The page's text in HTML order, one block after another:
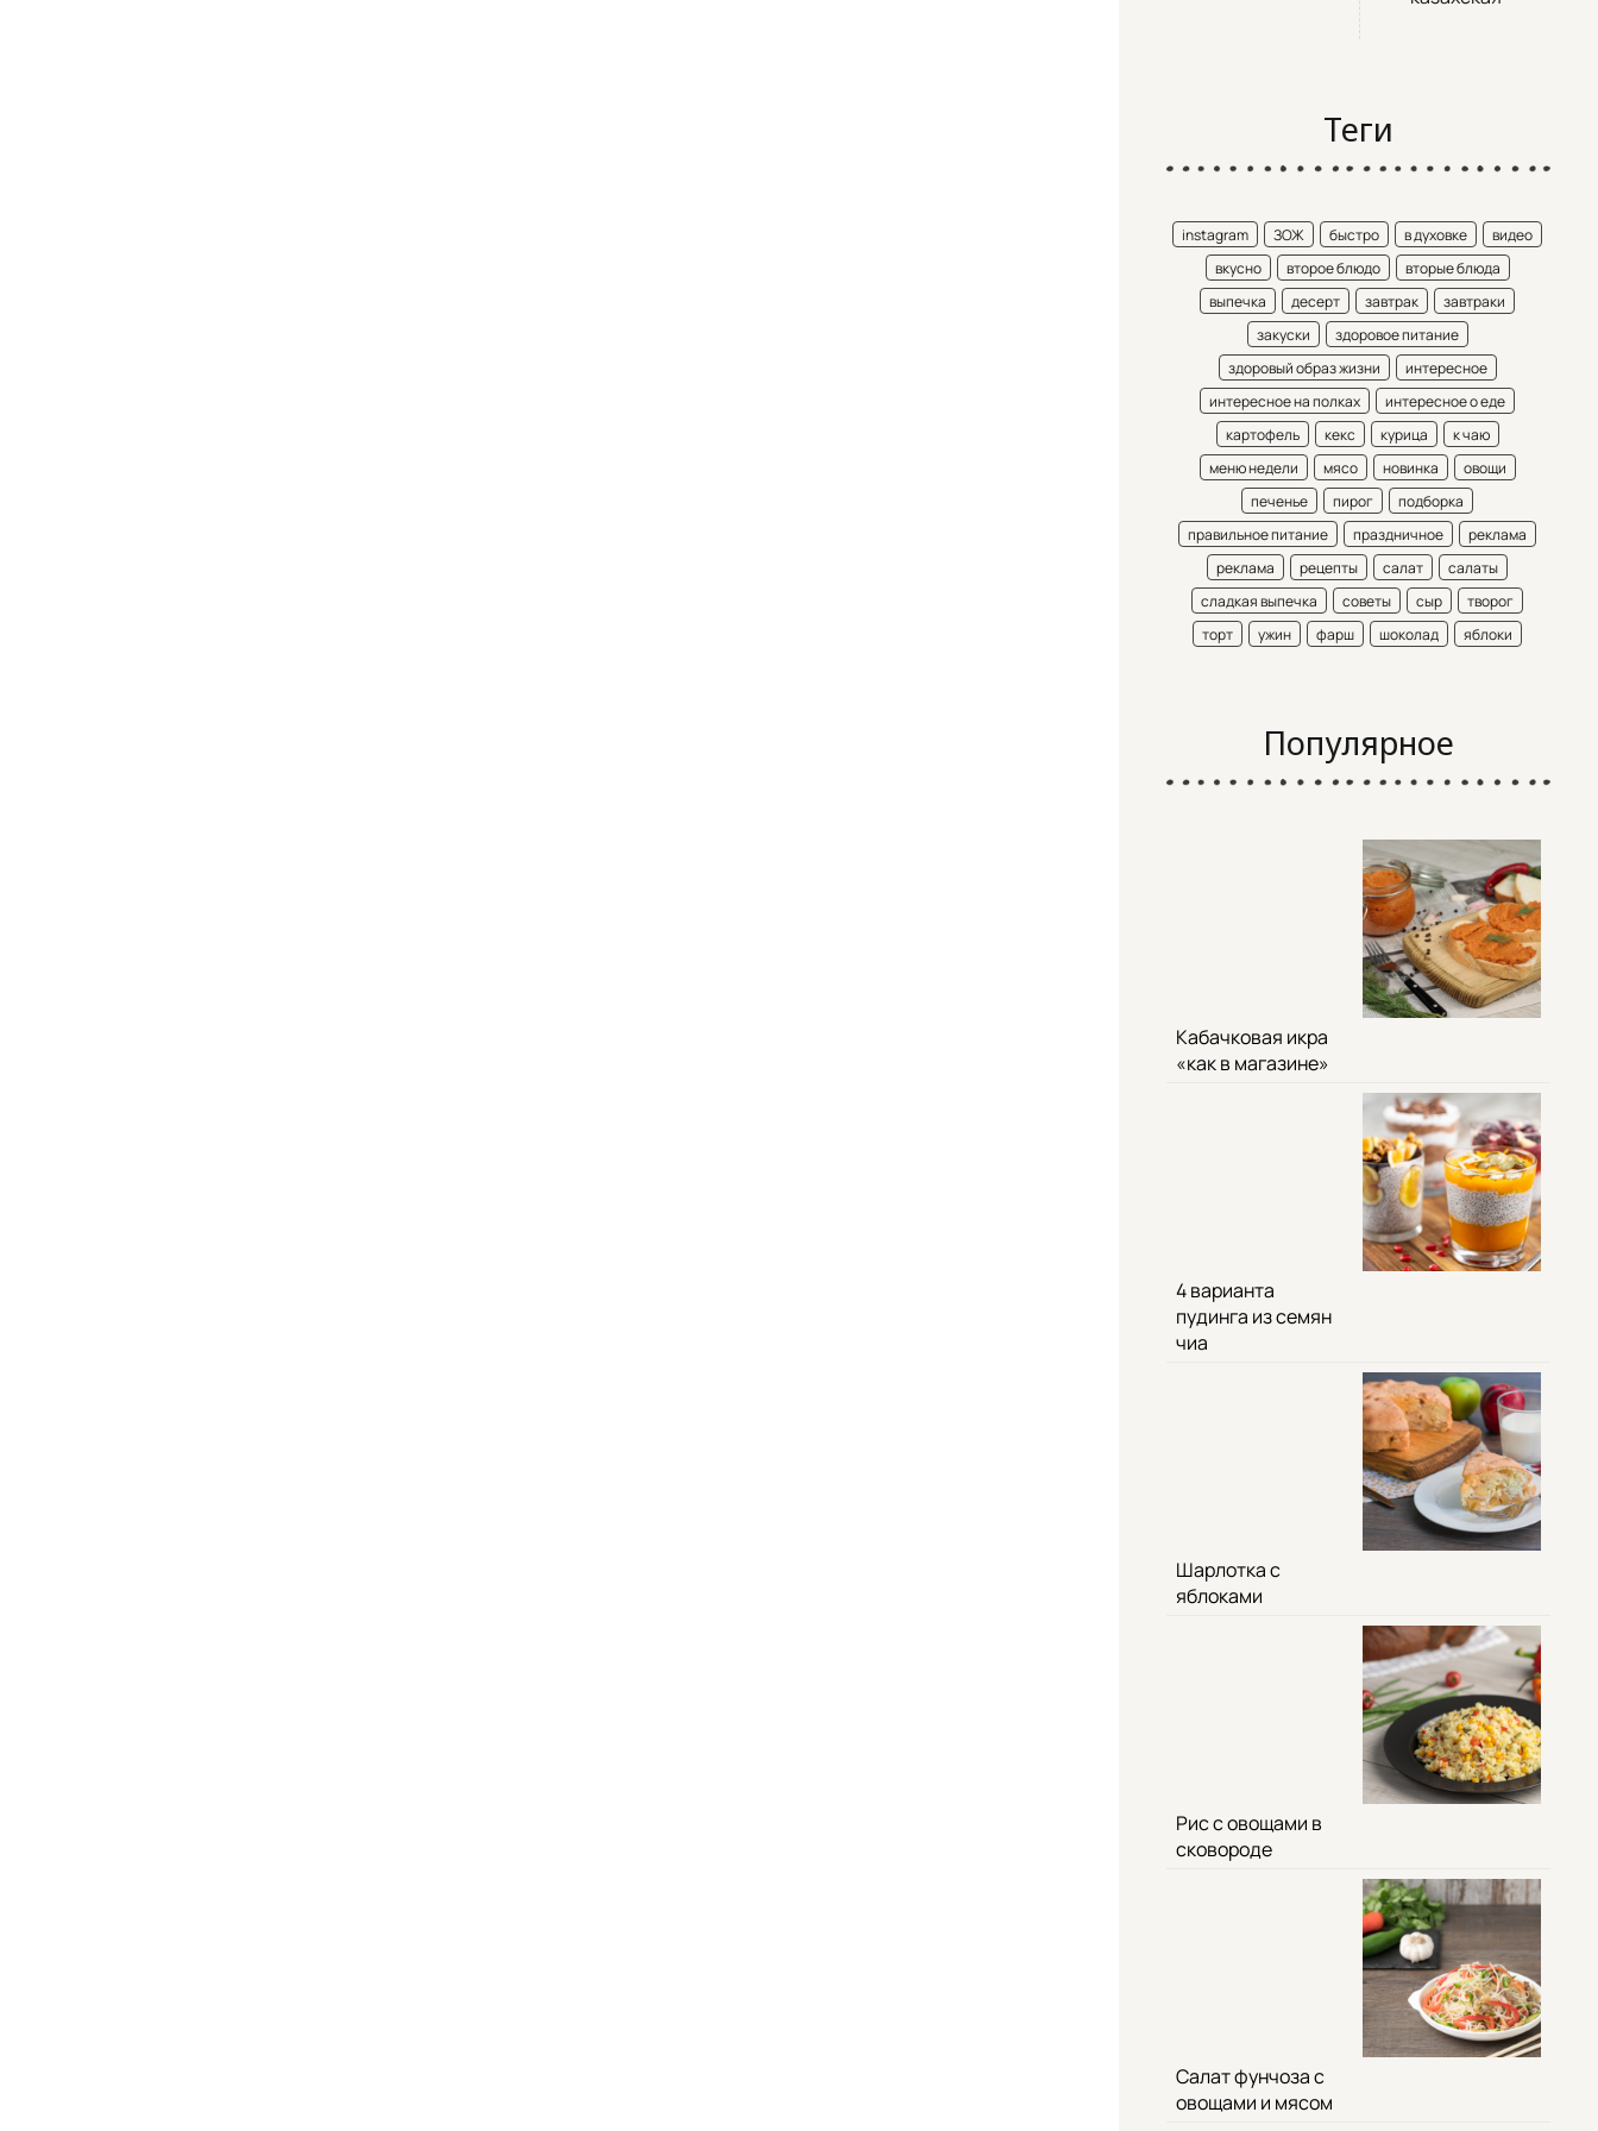
Теги
instagram ЗОЖ быстро в духовке
видео
вкусно
второе блюдо
вторые блюда
выпечка
десерт завтрак
завтраки
закуски
здоровое питание
здоровый образ жизни
интересное
интересное на полках
интересное о еде
картофель
кекс курица
к чаю
меню недели
мясо новинка
овощи
печенье
пирог
подборка
правильное питание
праздничное
реклама
реклама
рецепты салат
салаты
сладкая выпечка
советы сыр
творог
торт
ужин фарш шоколад яблоки
Популярное
Кабачковая икра
«как в магазине»
4 варианта
пудинга из семян
чиа
Шарлотка с
яблоками
Рис с овощами в
сковороде
Салат фунчоза с
овощами и мясом